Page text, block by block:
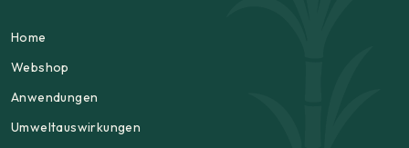
Home
Webshop
Anwendungen
Umweltauswirkungen